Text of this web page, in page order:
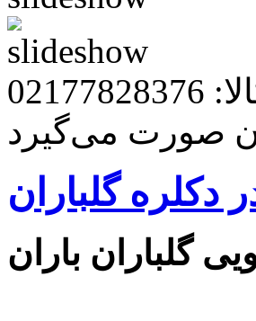
صورت می‌گیرد
دکلره گلباران